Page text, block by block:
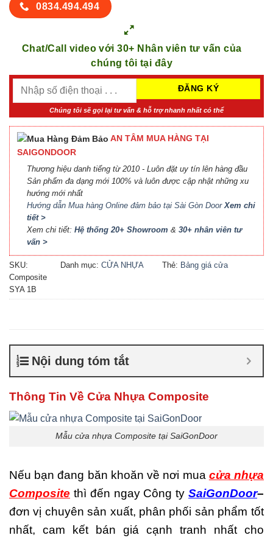
0834.494.494
Chat/Call video với 30+ Nhân viên tư vấn của
chúng tôi tại đây
Chúng tôi sẽ gọi lại tư vấn & hỗ trợ nhanh nhất có thể
AN TÂM MUA HÀNG TẠI
SAIGONDOOR
Thương hiệu danh tiếng từ 2010 - Luôn đặt uy tín lên hàng đầu
Sản phẩm đa dạng mới 100% và luôn được cập nhật những xu
hướng mới nhất
Hướng dẫn Mua hàng Online đảm bảo tại Sài Gòn DoorXem chi
tiết >
Xem chi tiết: Hệ thống 20+ Showroom & 30+ nhân viên tư
vấn >
SKU:
Composite
SYA 1B
Danh mục: CỬA NHỰA
Thẻ: Bảng giá cửa
Composite giá bao nhiêu,
xuất cửa nhựa composite
Nội dung tóm tắt
Thông Tin Về Cửa Nhựa Composite
Mẫu cửa nhựa Composite tại SaiGonDoor
Nếu bạn đang băn khoăn về nơi mua cửa nhựa
Composite thì đến ngay Công ty SaiGonDoor–
đơn vị chuyên sản xuất, phân phối sản phẩm tốt
nhất, cam kết bán giá cạnh tranh nhất cho